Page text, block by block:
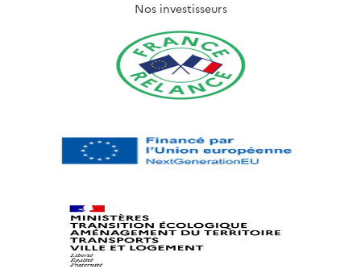
Nos investisseurs